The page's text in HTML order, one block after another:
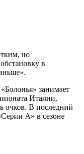
но
в
занимает
Италии,
очков. В последний
А» в сезоне